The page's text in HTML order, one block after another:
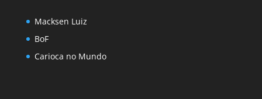
Macksen Luiz
BoF
Carioca no Mundo